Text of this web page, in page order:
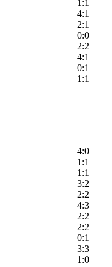
1:1
4:1
2:1
0:0
2:2
4:1
0:1
1:1
4:0
1:1
1:1
3:2
2:2
4:3
2:2
2:2
0:1
3:3
1:0